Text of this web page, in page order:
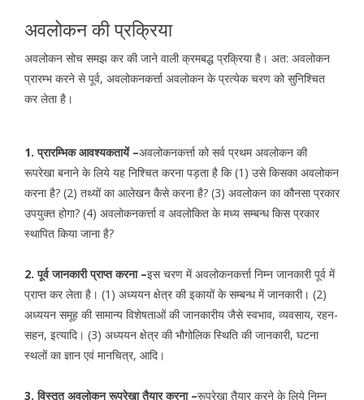
अवलोकन की प्रक्रिया
अवलोकन सोच समझ कर की जाने वाली क्रमबद्ध प्रक्रिया है। अत: अवलोकन
प्रारम्भ करने से पूर्व, अवलोकनकर्त्ता अवलोकन के प्रत्येक चरण को सुनिश्चित
कर लेता है।
1. प्रारम्भिक आवश्यकतायें –अवलोकनकर्त्ता को सर्व प्रथम अवलोकन की
रूपरेखा बनाने के लिये यह निश्चित करना पड़ता है कि (1) उसे किसका अवलोकन
करना है? (2) तथ्यों का आलेखन कैसे करना है? (3) अवलोकन का कौनसा प्रकार
उपयुक्त होगा? (4) अवलोकनकर्त्ता व अवलोकित के मध्य सम्बन्ध किस प्रकार
स्थापित किया जाना है?
2. पूर्व जानकारी प्राप्त करना –इस चरण में अवलोकनकर्त्ता निम्न जानकारी पूर्व में
प्राप्त कर लेता है। (1) अध्ययन क्षेत्र की इकायों के सम्बन्ध में जानकारी। (2)
अध्ययन समूह की सामान्य विशेषताओं की जानकारीय जैसे स्वभाव, व्यवसाय, रहन-
सहन, इत्यादि। (3) अध्ययन क्षेत्र की भौगोलिक स्थिति की जानकारी, घटना
स्थलों का ज्ञान एवं मानचित्र, आदि।
3. विस्तृत अवलोकन रूपरेखा तैयार करना –रूपरेखा तैयार करने के लिये निम्न